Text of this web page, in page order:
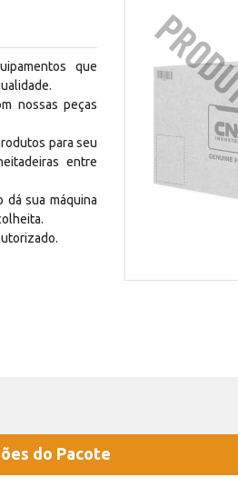
que
nossas peças
para seu
entre
dá sua máquina
do Pacote